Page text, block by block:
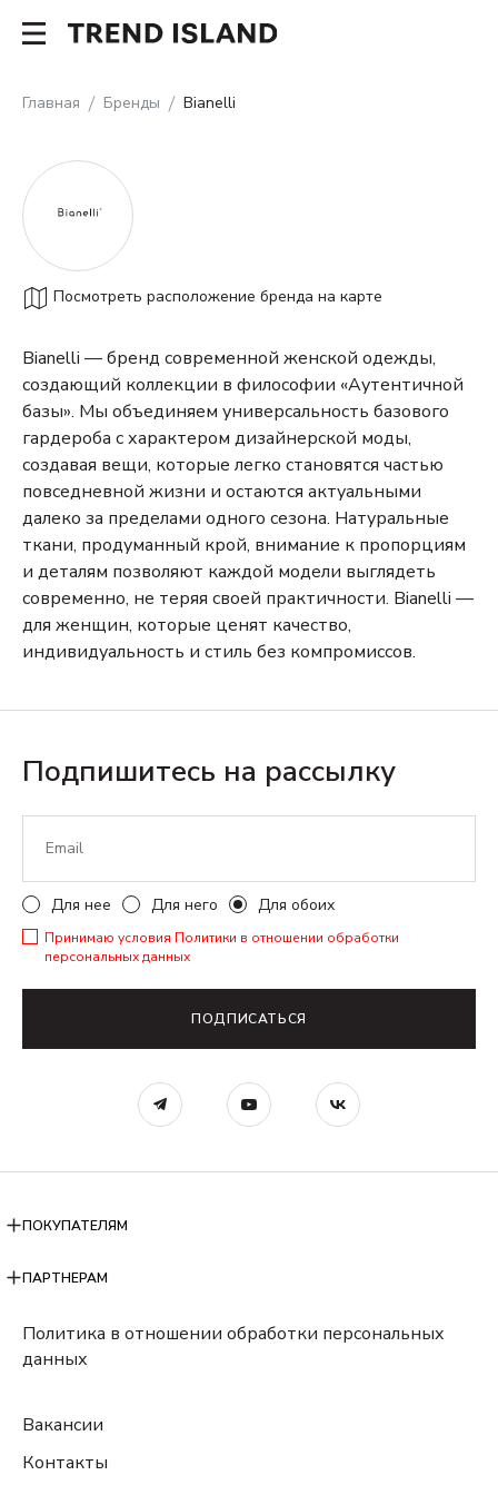
Главная Бренды Bianelli
Посмотреть расположение бренда на карте
Bianelli — бренд современной женской одежды,
создающий коллекции в философии «Аутентичной
базы». Мы объединяем универсальность базового
гардероба с характером дизайнерской моды,
создавая вещи, которые легко становятся частью
повседневной жизни и остаются актуальными
далеко за пределами одного сезона. Натуральные
ткани, продуманный крой, внимание к пропорциям
и деталям позволяют каждой модели выглядеть
современно, не теряя своей практичности. Bianelli —
для женщин, которые ценят качество,
индивидуальность и стиль без компромиссов.
Подпишитесь на рассылку
Для нее Для него Для обоих
Принимаю условия Политики в отношении обработки
персональных данных
ПОДПИСАТЬСЯ
ПОКУПАТЕЛЯМ
ПАРТНЕРАМ
Политика в отношении обработки персональных
данных
Вакансии
Контакты